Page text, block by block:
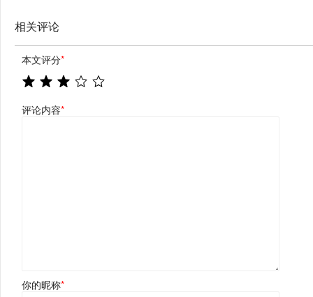
相关评论
本文评分*
评论内容*
你的昵称*